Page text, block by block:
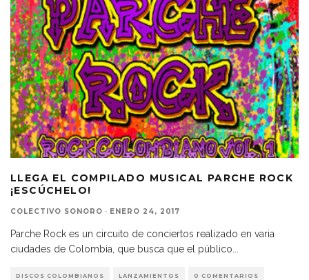
LLEGA EL COMPILADO MUSICAL PARCHE ROCK
¡ESCÚCHELO!
COLECTIVO SONORO · ENERO 24, 2017
Parche Rock es un circuito de conciertos realizado en varia
ciudades de Colombia, que busca que el público
DISCOS COLOMBIANOS LANZAMIENTOS 0 COMENTARIOS